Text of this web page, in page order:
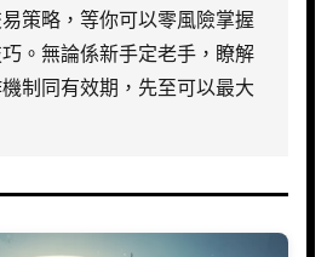
策略，等你可以零風險掌握
。無論係新手定老手，瞭解
制同有效期，先至可以最大